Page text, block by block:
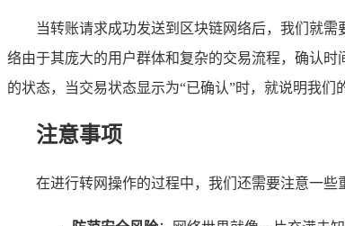
当转账请求成功发送到区块链网络后，我们就
络由于其庞大的用户群体和复杂的交易流程，确认
的状态，当交易状态显示为“已确认”时，就说明我们
注意事项
在进行转网操作的过程中，我们还需要注意一些